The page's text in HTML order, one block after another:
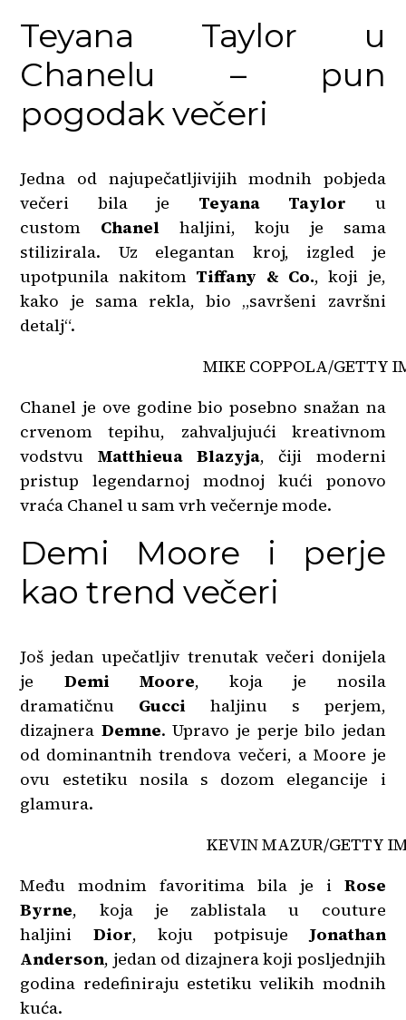
Teyana Taylor u
Chanelu – pun
pogodak večeri
Jedna od najupečatljivijih modnih pobjeda
večeri bila je Teyana Taylor u
custom Chanel haljini, koju je sama
stilizirala. Uz elegantan kroj, izgled je
upotpunila nakitom Tiffany & Co., koji je,
kako je sama rekla, bio „savršeni završni
detalj“.
MIKE COPPOLA/GETTY
Chanel je ove godine bio posebno snažan na
crvenom tepihu, zahvaljujući kreativnom
vodstvu Matthieua Blazyja, čiji moderni
pristup legendarnoj modnoj kući ponovo
vraća Chanel u sam vrh večernje mode.
Demi Moore i perje
kao trend večeri
Još jedan upečatljiv trenutak večeri donijela
je Demi Moore, koja je nosila
dramatičnu Gucci haljinu s perjem,
dizajnera Demne. Upravo je perje bilo jedan
od dominantnih trendova večeri, a Moore je
ovu estetiku nosila s dozom elegancije i
glamura.
KEVIN MAZUR/GETTY
Među modnim favoritima bila je i Rose
Byrne, koja je zablistala u couture
haljini Dior, koju potpisujeJonathan
Anderson, jedan od dizajnera koji posljednjih
godina redefiniraju estetiku velikih modnih
kuća.